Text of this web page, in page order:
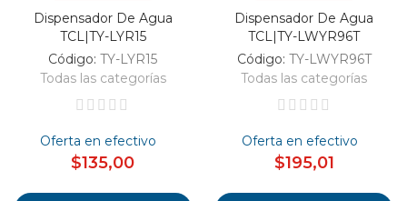
Dispensador De Agua
TCL|TY-LYR15
Código:TY-LYR15
Todas las categorías
Oferta en efectivo
$135,00
Dispensador De Agua
TCL|TY-LWYR96T
Código: TY-LWYR96T
Todas las categorías
Oferta en efectivo
$195,01